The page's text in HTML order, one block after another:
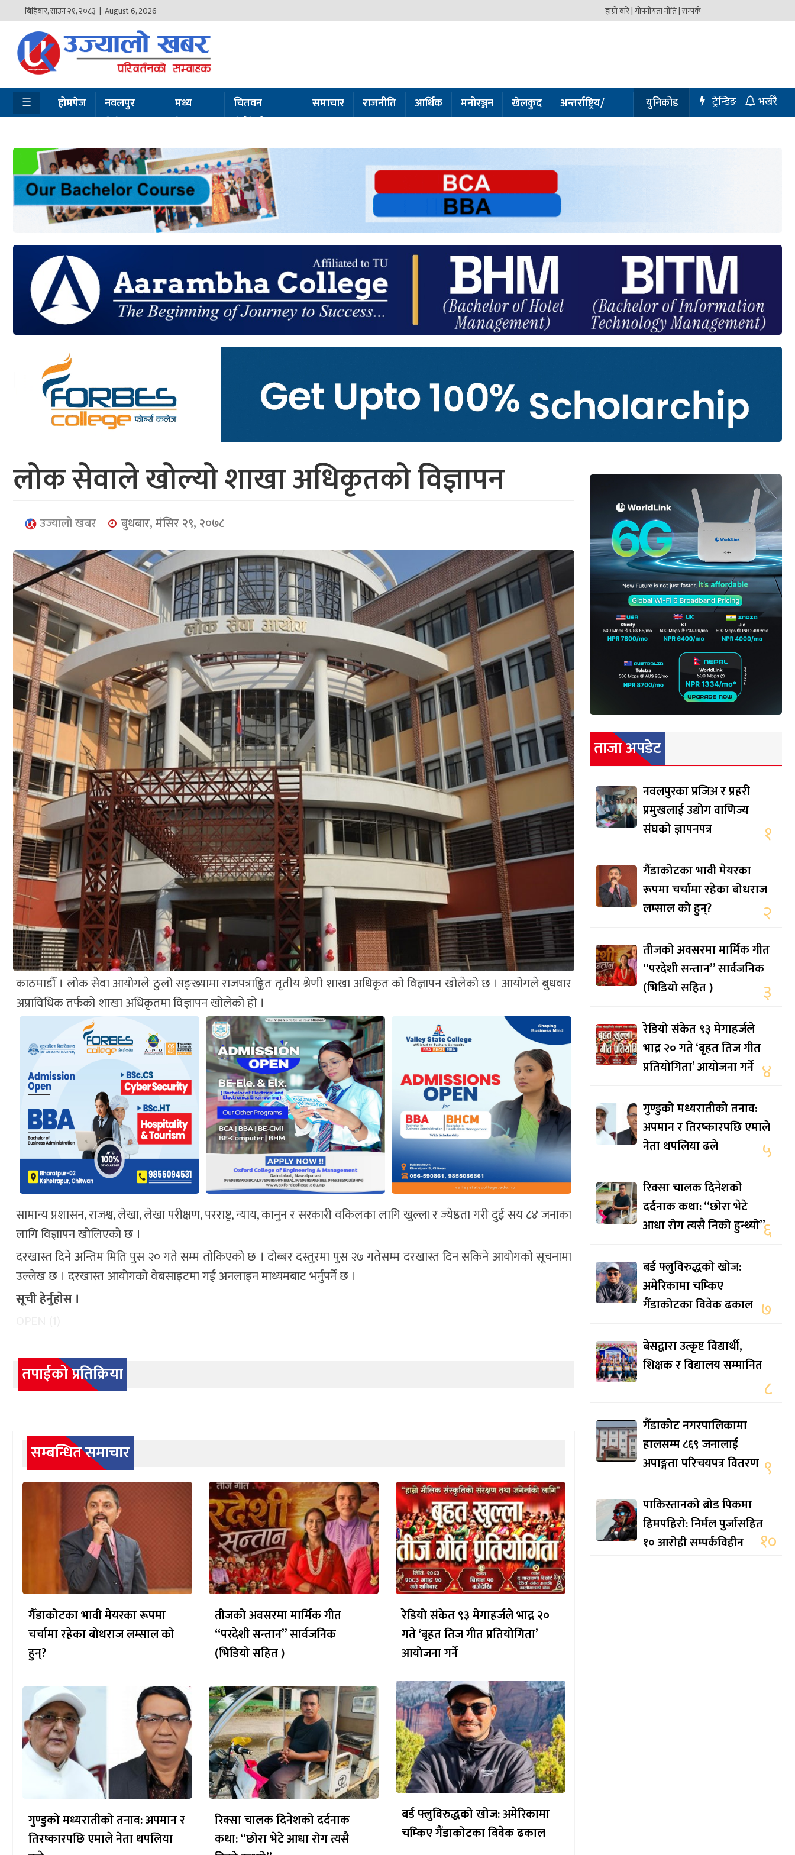
हाम्रो बारे |गोपनीयता नीति |सम्पर्क
बिहिबार,साउन२१,२०८३ | August 6, 2026
होमपेज
नवलपुर
विशेष
चितवन
सेरोफेरो
राजनीति
आर्थिक
मनोरञ्जन
युनिकोड
☰ होमपेज
नवलपुर
विशेष
मध्य
नेपाल
चितवन
सेरोफेरो
समाचार राजनीति आर्थिक मनोरञ्जन खेलकुद
अन्तर्राष्ट्रिय/
प्रबास
युनिकोड भर्खरै
ट्रेन्डिङ
लोक सेवाले खोल्यो शाखा अधिकृतको विज्ञापन
उज्यालो खबर बुधबार, मंसिर २९, २०७८
काठमाडौँ । लोक सेवा आयोगले ठुलो सङ्ख्यामा राजपत्राङ्कित तृतीय श्रेणी शाखा अधिकृत को विज्ञापन खोलेको छ । आयोगले बुधवार
अप्राविधिक तर्फको शाखा अधिकृतमा विज्ञापन खोलेको हो ।
सामान्य प्रशासन, राजश्व, लेखा, लेखा परीक्षण, परराष्ट्र, न्याय, कानुन र सरकारी वकिलका लागि खुल्ला र ज्येष्ठता गरी दुई सय ८४ जनाका
लागि विज्ञापन खोलिएको छ ।
दरखास्त दिने अन्तिम मिति पुस २० गते सम्म तोकिएको छ । दोब्बर दस्तुरमा पुस २७ गतेसम्म दरखास्त दिन सकिने आयोगको सूचनामा
उल्लेख छ । दरखास्त आयोगको वेबसाइटमा गई अनलाइन माध्यमबाट भर्नुपर्ने छ ।
सूची हेर्नुहाेस ।
तपाईको प्रतिक्रिया
सम्बन्धित समाचार
गैँडाकोटका भावी मेयरका रूपमा
चर्चामा रहेका बोधराज लम्साल को
हुन्?
तीजको अवसरमा मार्मिक गीत
“परदेशी सन्तान” सार्वजनिक
(भिडियो सहित )
रेडियो संकेत ९३ मेगाहर्जले भाद्र २०
गते ‘बृहत तिज गीत प्रतियोगिता’
आयोजना गर्ने
गुण्डुको मध्यरातीको तनाव: अपमान र
तिरष्कारपछि एमाले नेता थपलिया
रिक्सा चालक दिनेशको दर्दनाक
कथा: “छोरा भेटे आधा रोग त्यसै
बर्ड फ्लुविरुद्धको खोज: अमेरिकामा
चम्किए गैंडाकोटका विवेक ढकाल
ताजा अपडेट
नवलपुरका प्रजिअ र प्रहरी
प्रमुखलाई उद्योग वाणिज्य
संघको ज्ञापनपत्र
१
गैँडाकोटका भावी मेयरका
रूपमा चर्चामा रहेका बोधराज
लम्साल को हुन्?
२
तीजको अवसरमा मार्मिक गीत
“परदेशी सन्तान” सार्वजनिक
(भिडियो सहित )
३
रेडियो संकेत ९३ मेगाहर्जले
भाद्र २० गते ‘बृहत तिज गीत
प्रतियोगिता’ आयोजना गर्ने ४
गुण्डुको मध्यरातीको तनाव:
अपमान र तिरष्कारपछि एमाले
नेता थपलिया ढले
५
रिक्सा चालक दिनेशको
दर्दनाक कथा: “छोरा भेटे
आधा रोग त्यसै निको हुन्थ्यो”६
बर्ड फ्लुविरुद्धको खोज:
अमेरिकामा चम्किए
गैंडाकोटका विवेक ढकाल ७
बेसद्वारा उत्कृष्ट विद्यार्थी,
शिक्षक र विद्यालय सम्मानित
८
गैंडाकोट नगरपालिकामा
हालसम्म ८६९ जनालाई
अपाङ्गता परिचयपत्र वितरण ९
पाकिस्तानको ब्रोड पिकमा
हिमपहिरो: निर्मल पुर्जासहित
१० आरोही सम्पर्कविहीन
१०